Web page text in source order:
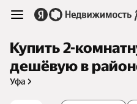
Купить 2-
дешёвую в
Уфа